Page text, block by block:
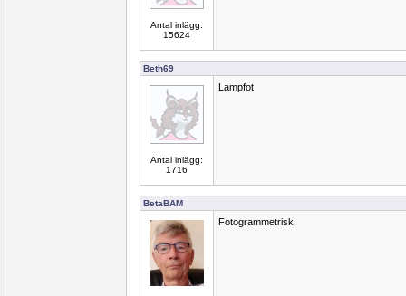
Antal inlägg:
15624
Beth69
Antal inlägg:
1716
Lampfot
BetaBAM
Fotogrammetrisk